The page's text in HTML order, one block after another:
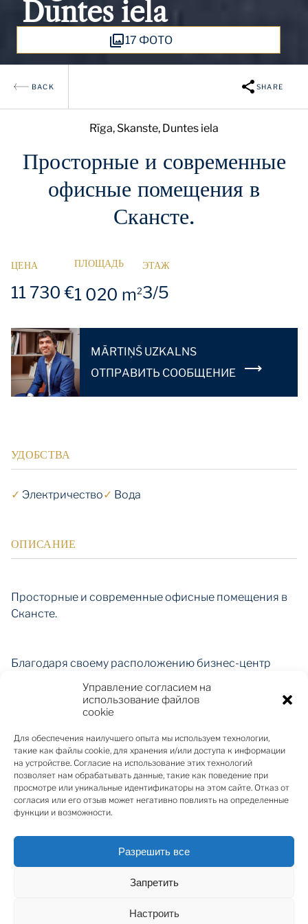
Управление согласием на
использование файлов
cookie
Для обеспечения наилучшего опыта мы используем технологии,
такие как файлы cookie, для хранения и/или доступа к информации
на устройстве. Согласие на использование этих технологий
позволяет нам обрабатывать данные, такие как поведение при
просмотре или уникальные идентификаторы на этом сайте. Отказ от
согласия или его отзыв может негативно повлиять на определенные
функции и возможности.
Разрешить все
Запретить
Настроить
Duntes iela
17 ФОТО
BACK SHARE
Rīga, Skanste, Duntes iela
Просторные и современные
офисные помещения в
Скансте.
ЦЕНА
11 730 €
ПЛОЩАДЬ
1 020 m2
ЭТАЖ
3/5
MĀRTIŅŠ UZKALNS
OТПРАВИТЬ СООБЩЕНИЕ
УДОБСТВА
✓ Электричество✓ Вода
ОПИСАНИЕ
Просторные и современные офисные помещения в
Скансте.
Благодаря своему расположению бизнес-центр
предлагает профессиональную среду с
современными удобствами. Поблизости находятся
магазины, торговый центр и различные
предоставляющие необходимые услуги в пределах
легкой досягаемости. До офиса также легко
добраться на общественном транспорте.
Площадь помещения составляет 1020 м2;
Парковка - для сотрудников и посетителей
предусмотрена вместительная подземная и
наземная парковка, а гости могут парковаться в
Безопасность - здание оборудовано системой